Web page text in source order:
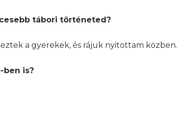
tábori történeted?
a gyerekek, és rájuk nyitottam közben.
ben is?